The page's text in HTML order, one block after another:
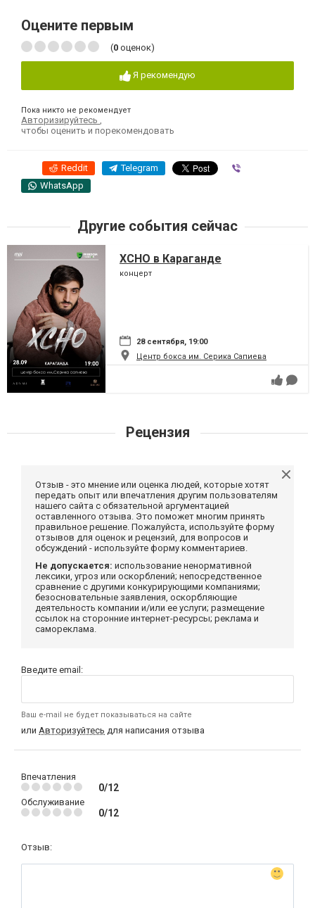
Оцените первым
(0 оценок)
Я рекомендую
Пока никто не рекомендует
Авторизируйтесь
чтобы оценить и порекомендовать
Reddit Telegram
WhatsApp
Другие события сейчас
XCHO в Караганде
концерт
28 сентября, 19:00
Центр бокса им. Серика Сапиева
Рецензия
Отзыв - это мнение или оценка людей, которые хотят
передать опыт или впечатления другим пользователям
нашего сайта с обязательной аргументацией
оставленного отзыва. Это поможет многим принять
правильное решение. Пожалуйста, используйте форму
отзывов для оценок и рецензий, для вопросов и
обсуждений - используйте форму комментариев.
Не допускается: использование ненормативной
лексики, угроз или оскорблений; непосредственное
сравнение с другими конкурирующими компаниями;
безосновательные заявления, оскорбляющие
деятельность компании и/или ее услуги; размещение
ссылок на сторонние интернет-ресурсы; реклама и
самореклама.
Введите email:
Ваш e-mail не будет показываться на сайте
или Авторизуйтесь для написания отзыва
Впечатления
0/12
Обслуживание
0/12
Отзыв: